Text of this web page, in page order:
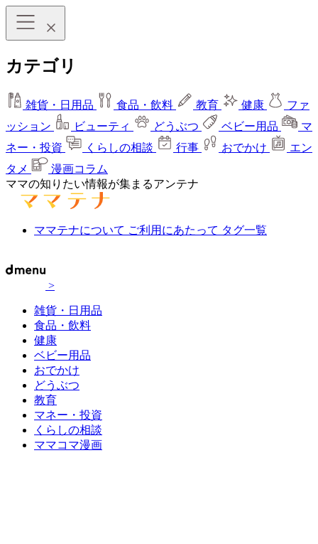
カテゴリ
雑貨・日用品 食品・飲料 教育 健康
ファ
ッション
ビューティ どうぶつ ベビー用品
マ
ネー・投資
くらしの相談 行事 おでかけ
エン
タメ
漫画コラム
ママの知りたい情報が集まるアンテナ
ママテナについて ご利用にあたって タグ一覧
>
雑貨・日用品
食品・飲料
健康
ベビー用品
おでかけ
どうぶつ
教育
マネー・投資
くらしの相談
ママコマ漫画